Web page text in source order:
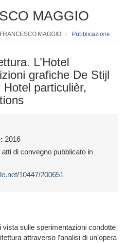
MAGGIO
FRANCESCO MAGGIO Pubblicazione
L'Hotel
grafiche De Stijl
particulièr,
2016
di convegno pubblicato in
10447/200651
vista sulle sperimentazioni condotte
attraverso l’analisi di un’opera